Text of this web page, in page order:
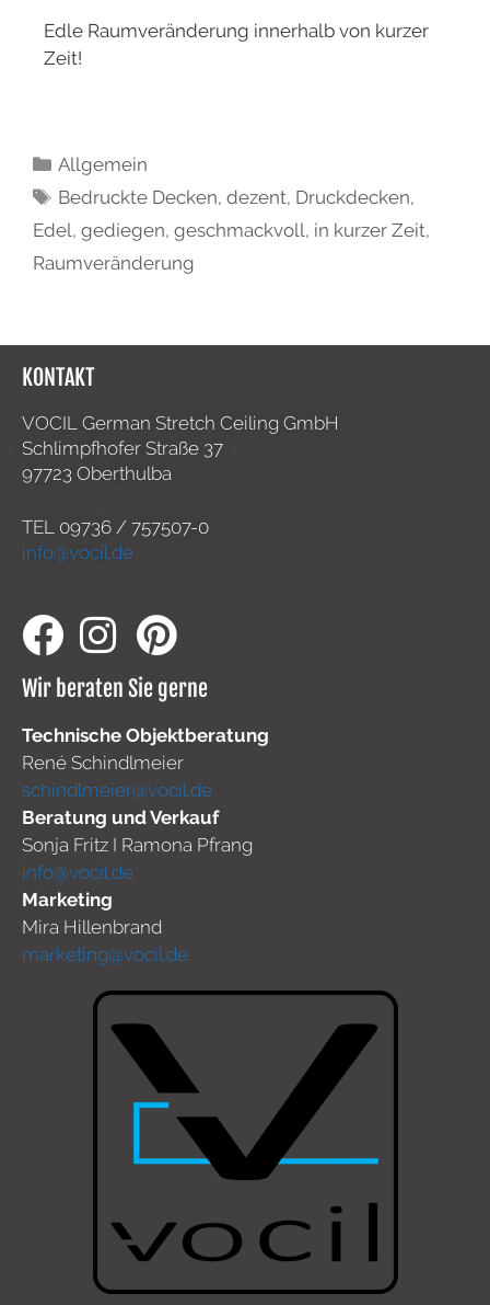
Edle Raumveränderung innerhalb von kurzer
Zeit!
Allgemein
Bedruckte Decken,dezent, Druckdecken,
Edel, gediegen, geschmackvoll, in kurzer Zeit,
Raumveränderung
KONTAKT
VOCIL German Stretch Ceiling GmbH
Schlimpfhofer Straße 37
97723 Oberthulba
TEL 09736 / 757507-0
info@vocil.de
Wir beraten Sie gerne
Technische Objektberatung
René Schindlmeier
schindlmeier@vocil.de
Beratung und Verkauf
Sonja Fritz I Ramona Pfrang
info@vocil.de
Marketing
Mira Hillenbrand
marketing@vocil.de